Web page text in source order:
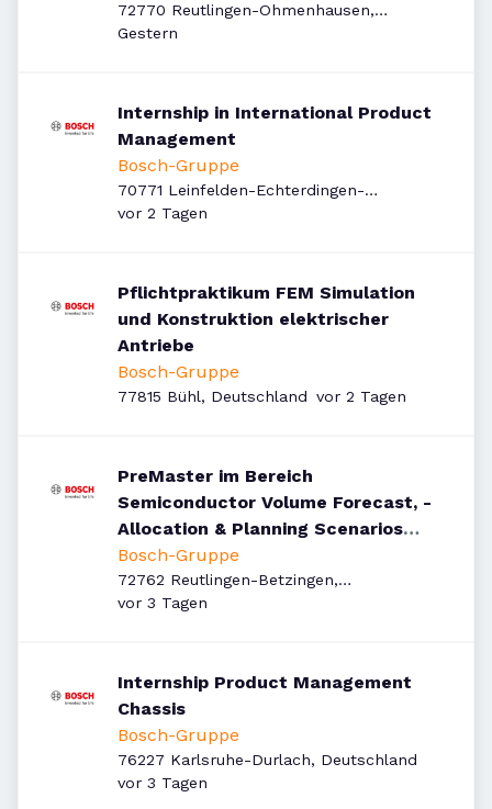
Qualifizierung von
Nadeladapterträgern
72770 Reutlingen-Ohmenhausen,
Deutschland
Veröffentlicht
Gestern
Internship in International Product
Management
Bosch-Gruppe
70771 Leinfelden-Echterdingen-
Echterdingen, Deutschland
Veröffentlicht
vor 2 Tagen
Pflichtpraktikum FEM Simulation
und Konstruktion elektrischer
Antriebe
Bosch-Gruppe
77815 Bühl, Deutschland Veröffentlicht
vor 2 Tagen
PreMaster im Bereich
Semiconductor Volume Forecast, -
Allocation & Planning Scenarios
(w/m/div.)
Bosch-Gruppe
72762 Reutlingen-Betzingen,
Deutschland
Veröffentlicht
vor 3 Tagen
Internship Product Management
Chassis
Bosch-Gruppe
76227 Karlsruhe-Durlach, Deutschland
Veröffentlicht
vor 3 Tagen